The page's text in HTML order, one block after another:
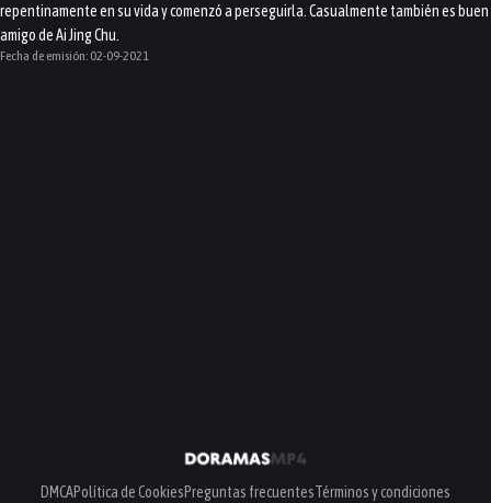
repentinamente en su vida y comenzó a perseguirla. Casualmente también es buen
amigo de Ai Jing Chu.
Fecha de emisión: 02-09-2021
DMCAPolítica de CookiesPreguntas frecuentesTérminos y condiciones